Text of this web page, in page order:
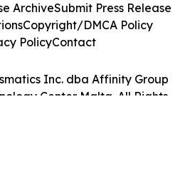
Inc. dba Affinity Group
Center Malta. All Rights
ArchiveSubmit Press Release
Copyright/DMCA Policy
PolicyContact